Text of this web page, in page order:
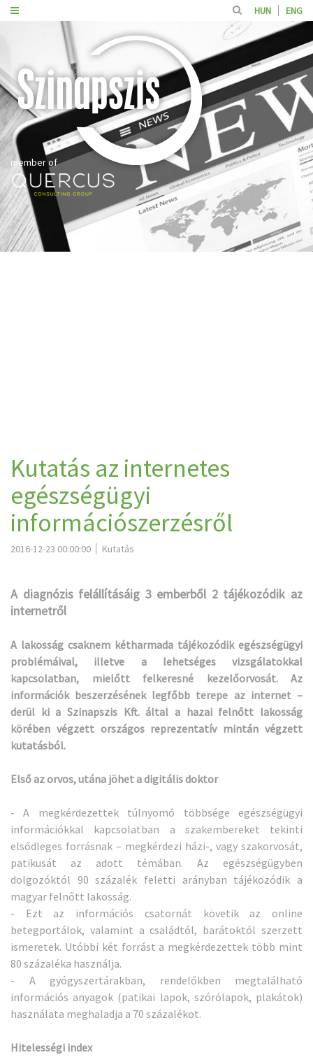
HUN ENG
member of
Kutatás az internetes
egészségügyi
információszerzésről
2016-12-23 00:00:00 Kutatás
A diagnózis felállításáig 3 emberből 2 tájékozódik az
internetről
A lakosság csaknem kétharmada tájékozódik egészségügyi
problémáival, illetve a lehetséges vizsgálatokkal
kapcsolatban, mielőtt felkeresné kezelőorvosát. Az
információk beszerzésének legfőbb terepe az internet –
derül ki a Szinapszis Kft. által a hazai felnőtt lakosság
körében végzett országos reprezentatív mintán végzett
kutatásból.
Első az orvos, utána jöhet a digitális doktor
- A megkérdezettek túlnyomó többsége egészségügyi
információkkal kapcsolatban a szakembereket tekinti
elsődleges forrásnak – megkérdezi házi-, vagy szakorvosát,
patikusát az adott témában. Az egészségügyben
dolgozóktól 90 százalék feletti arányban tájékozódik a
magyar felnőtt lakosság.
- Ezt az információs csatornát követik az online
betegportálok, valamint a családtól, barátoktól szerzett
ismeretek. Utóbbi két forrást a megkérdezettek több mint
80 százaléka használja.
- A gyógyszertárakban, rendelőkben megtalálható
információs anyagok (patikai lapok, szórólapok, plakátok)
használata meghaladja a 70 százalékot.
Hitelességi index